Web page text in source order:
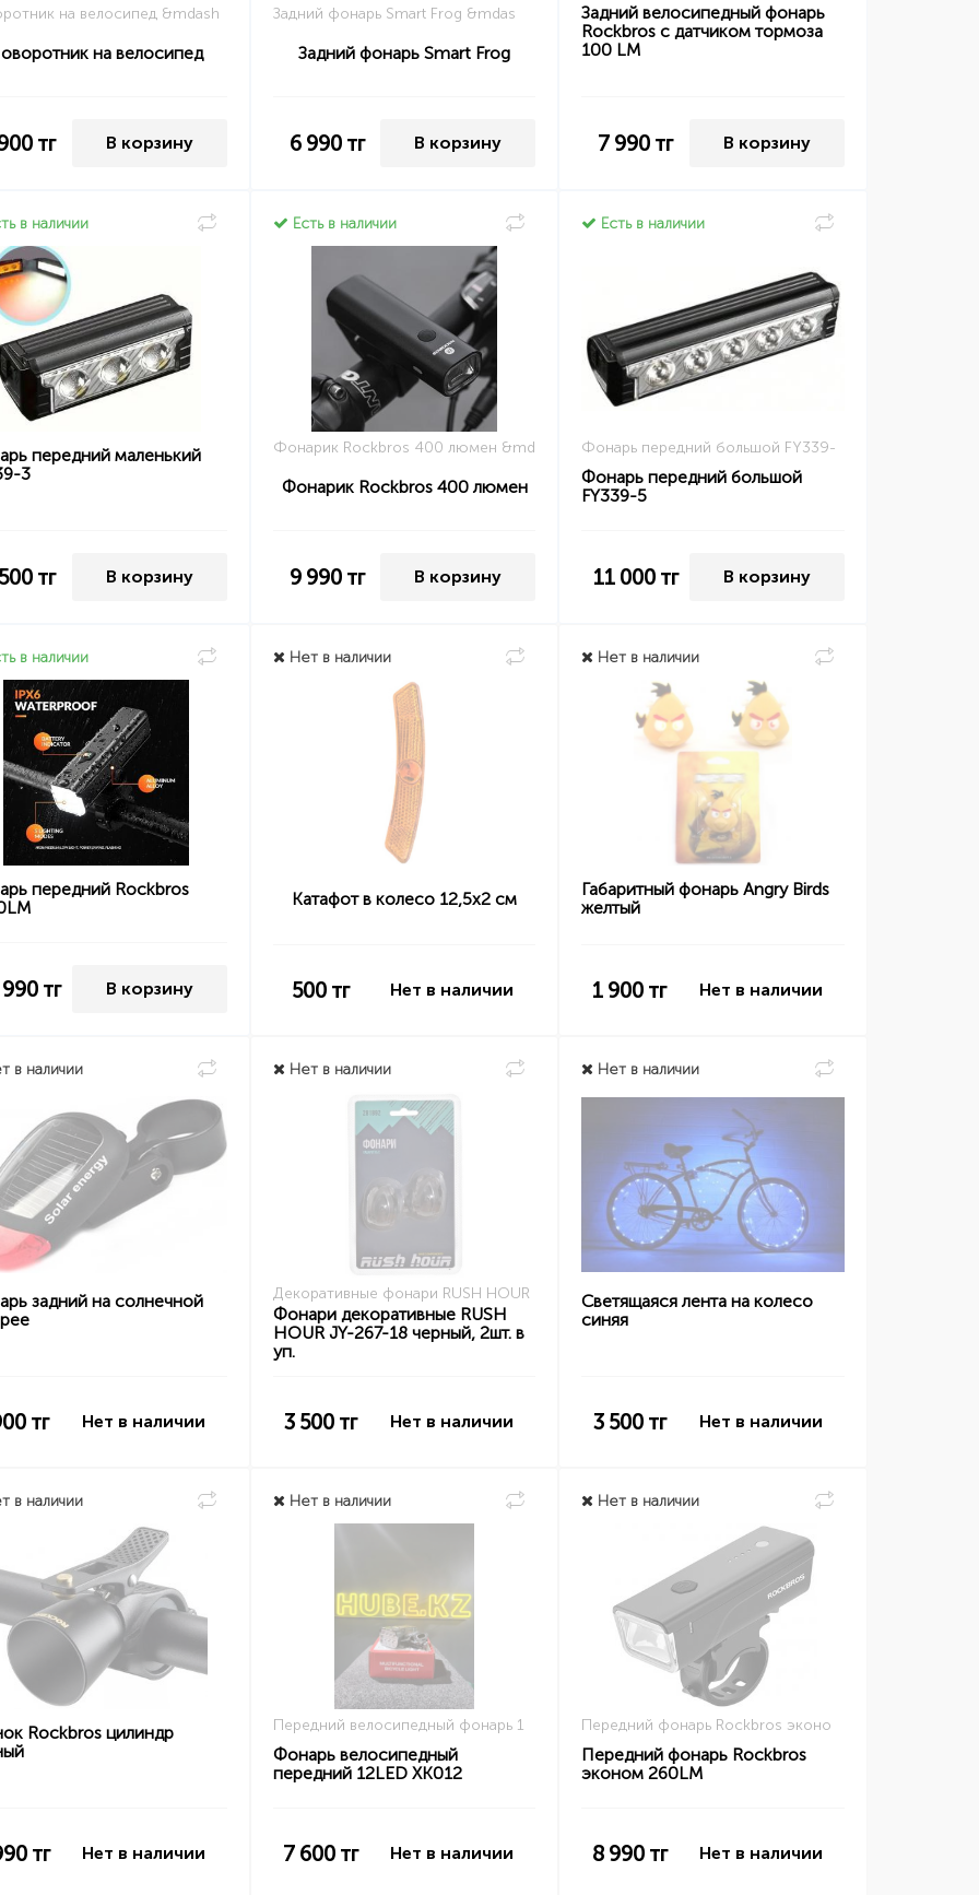
на велосипед &mdash
на велосипед
тг В корзину
Задний фонарь Smart Frog &mdas
Задний фонарь Smart Frog
6 990тг В корзину
Задний велосипедный фонарь
Rockbros с датчиком тормоза
100 LM
7 990 тг В корзину
в наличии
передний маленький
3
тг В корзину
Есть в наличии
Фонарик Rockbros 400 люмен &md
Фонарик Rockbros 400 люмен
9 990тг В корзину
Есть в наличии
Фонарь передний большой FY339-
Фонарь передний большой
FY339-5
11 000тг В корзину
в наличии
передний Rockbros
тг В корзину
Нет в наличии
Катафот в колесо 12,5х2 см
500 тг Нет в наличии
Нет в наличии
Габаритный фонарь Angry Birds
желтый
1 900 тг Нет в наличии
в наличии
задний на солнечной
тг Нет в наличии
Нет в наличии
Декоративные фонари RUSH HOUR
Фонари декоративные RUSH
HOUR JY-267-18 черный, 2шт. в
уп.
3 500 тг Нет в наличии
Нет в наличии
Светящаяся лента на колесо
синяя
3 500тг Нет в наличии
в наличии
Rockbros цилиндр
тг Нет в наличии
Нет в наличии
Передний велосипедный фонарь 1
Фонарь велосипедный
передний 12LED XK012
7 600 тг Нет в наличии
Нет в наличии
Передний фонарь Rockbros эконо
Передний фонарь Rockbros
эконом 260LM
8 990тг Нет в наличии